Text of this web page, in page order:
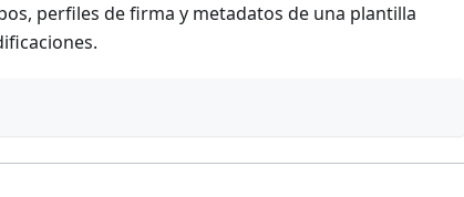
perfiles de firma y metadatos de una plantilla